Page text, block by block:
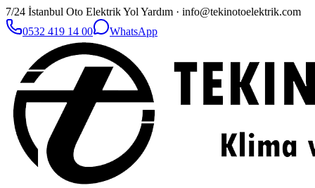
7/24 İstanbul Oto Elektrik Yol Yardım · info@tekinotoelektrik.com
0532 419 14 00
WhatsApp